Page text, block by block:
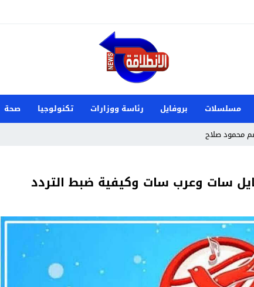
مسلسلات بروفايل رئاسة ووزارات تكنولوجيا صحة
محمود صلاح
في مارسيليا بيتش بالساحل الشمالي
الدنمارك وصنعت تاريخًا جديدًا لناشئات اليد
علي زوجة ميكا غودتس نجم سان جيرمان القادم؟
تفشل أخرى في السوق السعودي؟